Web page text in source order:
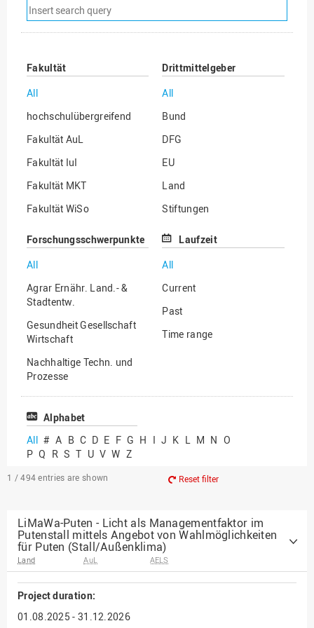
Remove
search
filter
Fakultät
All
hochschulübergreifend
Fakultät AuL
Fakultät IuI
Fakultät MKT
Fakultät WiSo
Drittmittelgeber
All
Bund
DFG
EU
Land
Stiftungen
Sonstige
Forschungsschwerpunkte
All
Agrar Ernähr. Land.- &
Stadtentw.
Gesundheit Gesellschaft
Wirtschaft
Nachhaltige Techn. und
Prozesse
Vielfältiges Forschen
Laufzeit
All
Current
Past
Time range
Alphabet
All # A B C D E F G H I J K L M N O
P Q R S T U V W Z
1 / 494 entries are shown Reset filter
LiMaWa-Puten - Licht als Managementfaktor im
Putenstall mittels Angebot von Wahlmöglichkeiten
für Puten (Stall/Außenklima)
Land AuL AELS
Project duration:
01.08.2025 - 31.12.2026